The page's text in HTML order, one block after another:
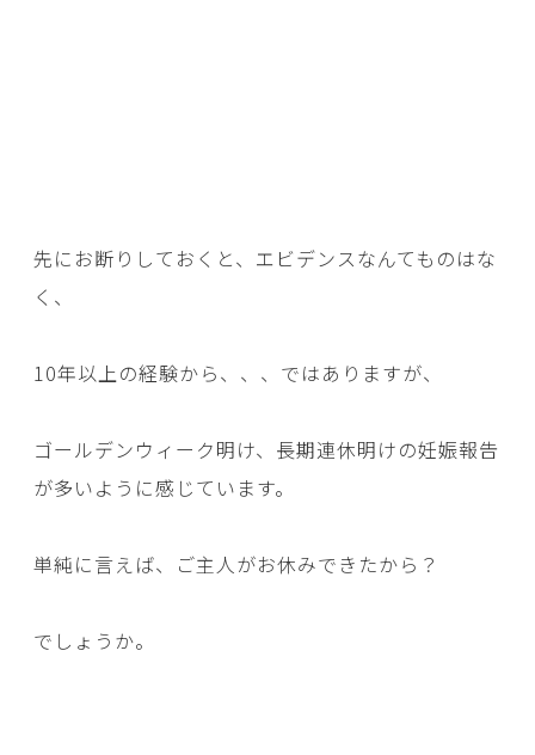
先にお断りしておくと、エビデンスなんてものはな
く、
10年以上の経験から、、、ではありますが、
ゴールデンウィーク明け、長期連休明けの妊娠報告
が多いように感じています。
単純に言えば、ご主人がお休みできたから？
でしょうか。